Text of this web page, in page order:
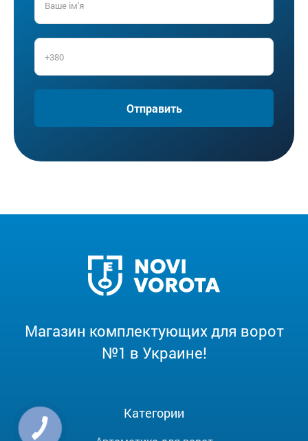
Отправить
Магазин комплектующих для ворот
№1 в Украине!
Категории